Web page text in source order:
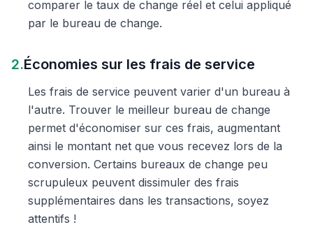
comparer le taux de change réel et celui appliqué
par le bureau de change.
2.Économies sur les frais de service
Les frais de service peuvent varier d'un bureau à
l'autre. Trouver le meilleur bureau de change
permet d'économiser sur ces frais, augmentant
ainsi le montant net que vous recevez lors de la
conversion. Certains bureaux de change peu
scrupuleux peuvent dissimuler des frais
supplémentaires dans les transactions, soyez
attentifs !